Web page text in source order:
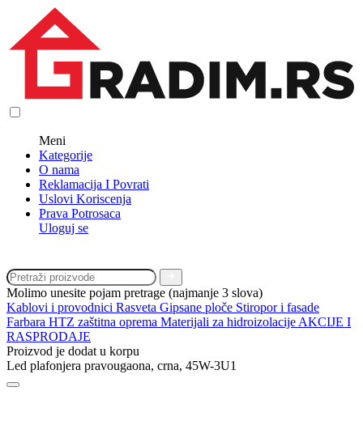
Meni
Kategorije
O nama
Reklamacija I Povrati
Uslovi Koriscenja
Prava Potrosaca
Uloguj se
Molimo unesite pojam pretrage (najmanje 3 slova)
Kablovi i provodnici Rasveta Gipsane ploče Stiropor i fasade
Farbara HTZ zaštitna oprema Materijali za hidroizolacije AKCIJE I
RASPRODAJE
Proizvod je dodat u korpu
Led plafonjera pravougaona, crna, 45W-3U1